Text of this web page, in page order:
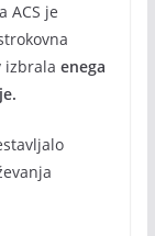
ACS je
izbrala enega